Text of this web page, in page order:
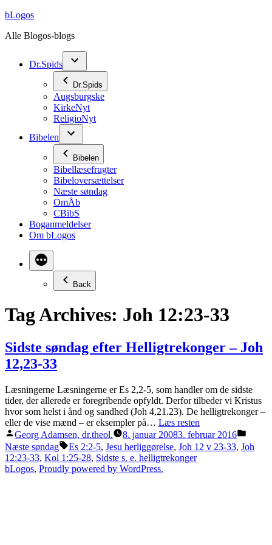
Videre
indhold
bLogos
Alle Blogos-blogs
Dr.Spids
Dr.Spids
Augsburgske
KirkeNyt
ReligioNyt
Bibelen
Bibelen
Bibellæsefrugter
Bibeloversættelser
Næste søndag
OmÅb
CBibS
Boganmeldelser
Om bLogos
Back
Tag Archives: Joh 12:23-33
Sidste søndag efter Helligtrekonger – Joh
12,23-33
Læsningerne Læsningerne er Es 2,2-5, som handler om de sidste
tider, der allerede er foregribende opfyldt. Derfor tilbeder vi Kristus
hvor som helst i ånd og sandhed (Joh 4,21.23). De helligtrekonger –
eller de vise mænd – er eksempler på… Læs resten
Posted
by
Georg Adamsen, dr.theol. 8. januar 20083. februar 2016
in
Næste søndag Tags:
Es 2:2-5, Jesu herliggørelse, Joh 12 v 23-33, Joh
12:23-33, Kol 1:25-28, Sidste s. e. helligtrekonger
bLogos, Proudly powered by WordPress.